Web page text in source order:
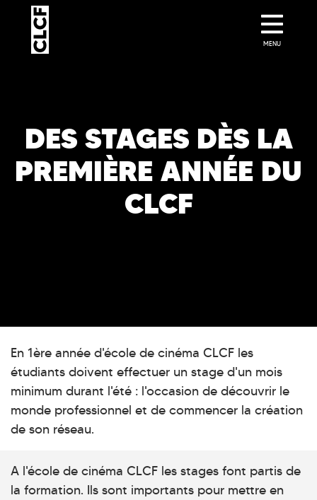
DES STAGES DÈS LA
PREMIÈRE ANNÉE DU
CLCF
En 1ère année d'école de cinéma CLCF les
étudiants doivent effectuer un stage d'un mois
minimum durant l'été : l'occasion de découvrir le
monde professionnel et de commencer la création
de son réseau.
A l'école de cinéma CLCF les stages font partis de
la formation. Ils sont importants pour mettre en
MENU